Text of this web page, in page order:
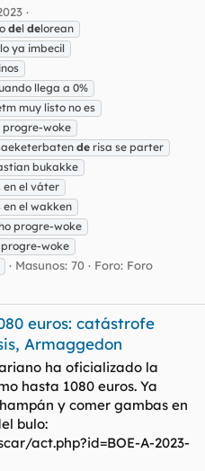
del delorean
ya imbecil
llega a 0%
muy listo no es
woke
de risa se parter
bukakke
el váter
el wakken
progre-woke
woke
Masunos: 70 Foro: Foro
euros: catástrofe
Armaggedon
ha oficializado la
hasta 1080 euros. Ya
y comer gambas en
bulo:
act.php?id=BOE-A-2023-